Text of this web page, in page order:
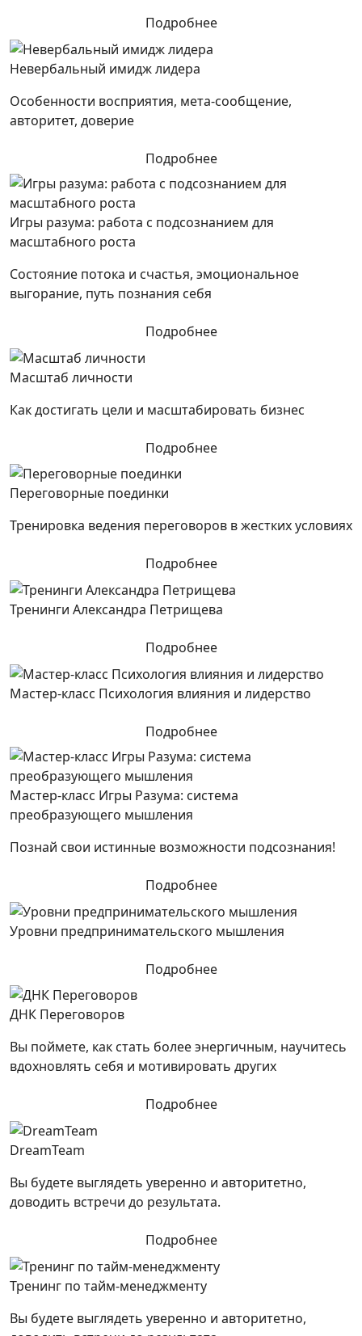
Подробнее
Невербальный имидж лидера
Особенности восприятия, мета-сообщение,
авторитет, доверие
Подробнее
Игры разума: работа с подсознанием для
масштабного роста
Состояние потока и счастья, эмоциональное
выгорание, путь познания себя
Подробнее
Масштаб личности
Как достигать цели и масштабировать бизнес
Подробнее
Переговорные поединки
Тренировка ведения переговоров в жестких условиях
Подробнее
Тренинги Александра Петрищева
Подробнее
Мастер-класс Психология влияния и лидерство
Подробнее
Мастер-класс Игры Разума: система
преобразующего мышления
Познай свои истинные возможности подсознания!
Подробнее
Уровни предпринимательского мышления
Подробнее
ДНК Переговоров
Вы поймете, как стать более энергичным, научитесь
вдохновлять себя и мотивировать других
Подробнее
DreamTeam
Вы будете выглядеть уверенно и авторитетно,
доводить встречи до результата.
Подробнее
Тренинг по тайм-менеджменту
Вы будете выглядеть уверенно и авторитетно,